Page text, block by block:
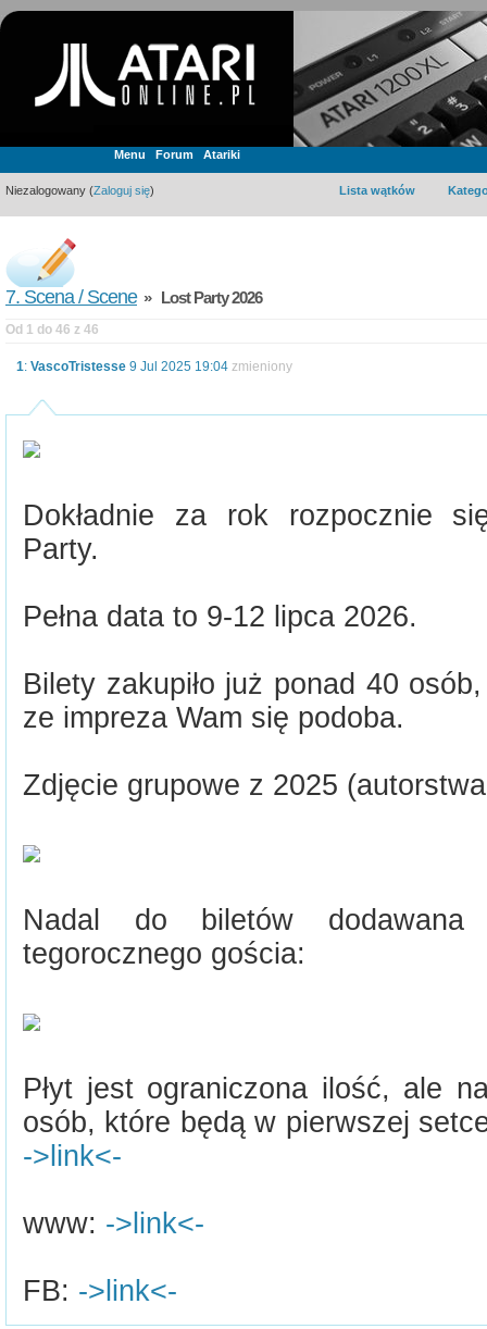
Menu Forum Atariki
Niezalogowany (Zaloguj się) Lista wątków
7. Scena / Scene» Lost Party 2026
Od 1 do 46 z 46
1: VascoTristesse 9 Jul 2025 19:04 zmieniony
Dokładnie za rok rozpocznie
Party.
Pełna data to 9-12 lipca 2026.
Bilety zakupiło już ponad 40
ze impreza Wam się podoba.
Zdjęcie grupowe z 2025
Nadal do biletów dodawana
tegorocznego gościa:
Płyt jest ograniczona ilość, ale
osób, które będą w pierwszej
->link<-
www: ->link<-
FB: ->link<-